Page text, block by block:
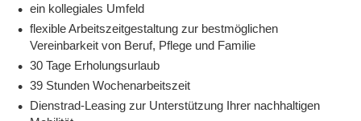
ein kollegiales Umfeld
flexible Arbeitszeitgestaltung zur bestmöglichen
Vereinbarkeit von Beruf, Pflege und Familie
30 Tage Erholungsurlaub
39 Stunden Wochenarbeitszeit
Dienstrad-Leasing zur Unterstützung Ihrer nachhaltigen